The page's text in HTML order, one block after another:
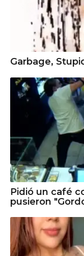
Garbage,
Pidió un café
pusieron